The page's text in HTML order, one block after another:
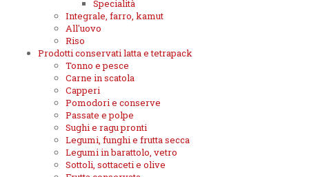
Specialità
Integrale, farro, kamut
All'uovo
Riso
Prodotti conservati latta e tetrapack
Tonno e pesce
Carne in scatola
Capperi
Pomodori e conserve
Passate e polpe
Sughi e ragu pronti
Legumi, funghi e frutta secca
Legumi in barattolo, vetro
Sottoli, sottaceti e olive